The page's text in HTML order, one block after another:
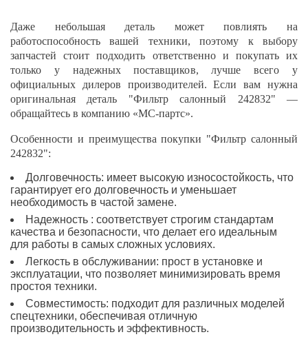
Даже небольшая деталь может повлиять на
работоспособность вашей техники, поэтому к выбору
запчастей стоит подходить ответственно и покупать их
только у надежных поставщиков, лучше всего у
официальных дилеров производителей. Если вам нужна
оригинальная деталь "Фильтр салонный 242832" —
обращайтесь в компанию «МС-партс».
Особенности и преимущества покупки "Фильтр салонный
242832":
Долговечность: имеет высокую износостойкость, что
гарантирует его долговечность и уменьшает
необходимость в частой замене.
Надежность : соответствует строгим стандартам
качества и безопасности, что делает его идеальным
для работы в самых сложных условиях.
Легкость в обслуживании: прост в установке и
эксплуатации, что позволяет минимизировать время
простоя техники.
Совместимость: подходит для различных моделей
спецтехники, обеспечивая отличную
производительность и эффективность.